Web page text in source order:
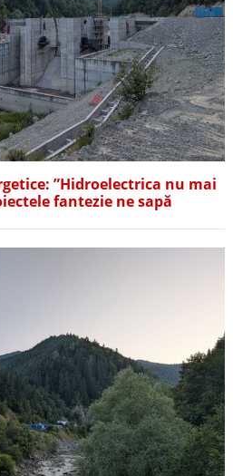
”Hidroelectrica nu mai
fantezie ne sapă